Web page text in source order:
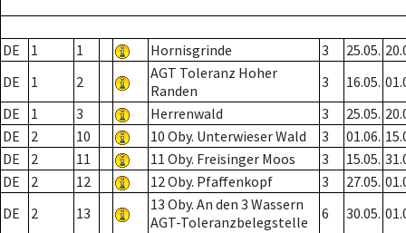
DE 1 1 Hornisgrinde 3 25.05.
DE
1 2
AGT Toleranz Hoher
Randen
3 16.05.
DE
1 3 Herrenwald 3 25.05.
DE
2 10 10 Oby. Unterwieser Wald 3 01.06.
DE
2 11 11 Oby. Freisinger Moos 3 15.05.
DE
2 12 12 Oby. Pfaffenkopf 3 27.05.
DE
2 13
13 Oby. An den 3 Wassern
AGT-Toleranzbelegstelle
6 30.05.